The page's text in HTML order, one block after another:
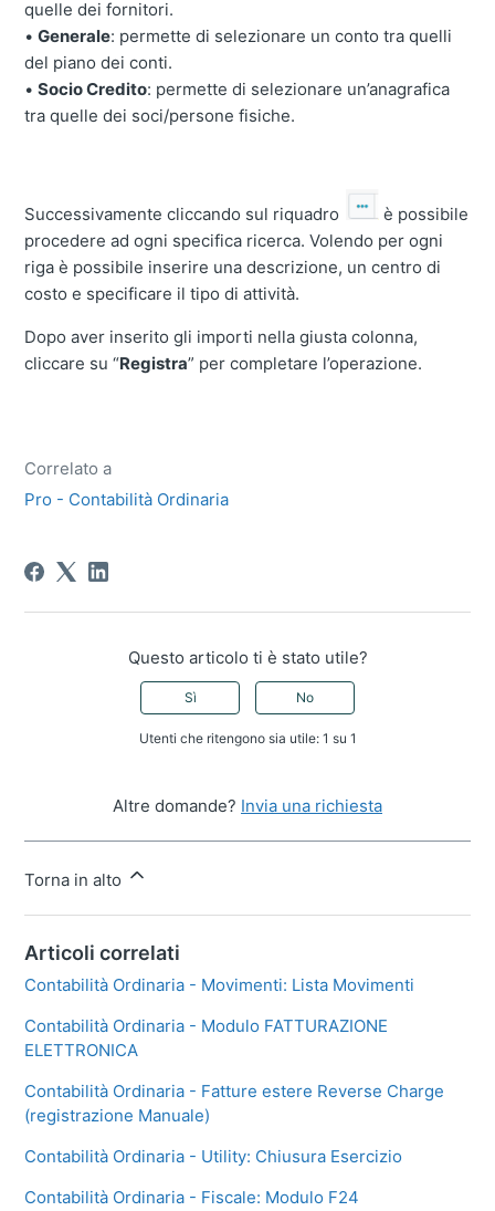
quelle dei fornitori.
•Generale: permette di selezionare un conto tra quelli
del piano dei conti.
•Socio Credito: permette di selezionare un’anagrafica
tra quelle dei soci/persone fisiche.
Successivamente cliccando sul riquadro
è possibile
procedere ad ogni specifica ricerca. Volendo per ogni
riga è possibile inserire una descrizione, un centro di
costo e specificare il tipo di attività.
Dopo aver inserito gli importi nella giusta colonna,
cliccare su “Registra” per completare l’operazione.
Correlato a
Pro - Contabilità Ordinaria
Questo articolo ti è stato utile?
Sì No
Utenti che ritengono sia utile: 1 su 1
Altre domande? Invia una richiesta
Torna in alto
Articoli correlati
Contabilità Ordinaria - Movimenti: Lista Movimenti
Contabilità Ordinaria - Modulo FATTURAZIONE
ELETTRONICA
Contabilità Ordinaria - Fatture estere Reverse Charge
(registrazione Manuale)
Contabilità Ordinaria - Utility: Chiusura Esercizio
Contabilità Ordinaria - Fiscale: Modulo F24